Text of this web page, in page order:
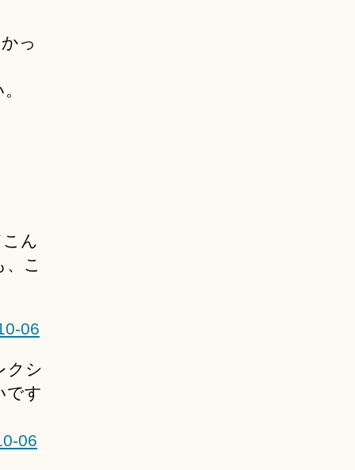
っ
ん
こ
06
クシ
です
06